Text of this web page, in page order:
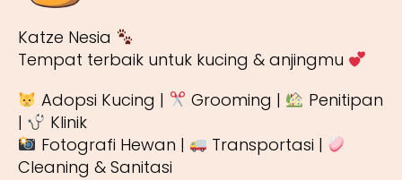
Katze Nesia
Tempat terbaik untuk kucing & anjingmu
Adopsi Kucing |
Grooming |
Penitipan
|
Klinik
Fotografi Hewan |
Transportasi |
Cleaning & Sanitasi